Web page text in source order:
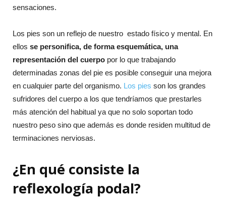
sensaciones.
Los pies son un reflejo de nuestro estado físico y mental. En
ellos se personifica, de forma esquemática, una
representación del cuerpo por lo que trabajando
determinadas zonas del pie es posible conseguir una mejora
en cualquier parte del organismo. Los pies son los grandes
sufridores del cuerpo a los que tendríamos que prestarles
más atención del habitual ya que no solo soportan todo
nuestro peso sino que además es donde residen multitud de
terminaciones nerviosas.
¿En qué consiste la
reflexología podal?